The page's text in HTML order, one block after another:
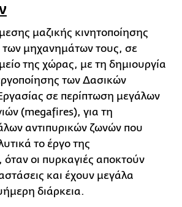
μαζικής κινητοποίησης
των μηχανημάτων τους, σε
της χώρας, με τη δημιουργία
των Δασικών
σε περίπτωση μεγάλων
(megafires), για τη
αντιπυρικών ζωνών που
το έργο της
οι πυρκαγιές αποκτούν
και έχουν μεγάλα
διάρκεια.